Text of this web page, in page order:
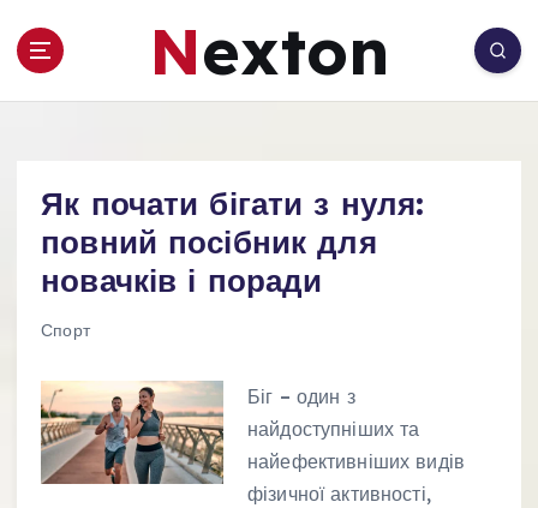
Nexton
Як почати бігати з нуля:
повний посібник для
новачків і поради
Спорт
Біг – один з
найдоступніших та
найефективніших видів
фізичної активності,